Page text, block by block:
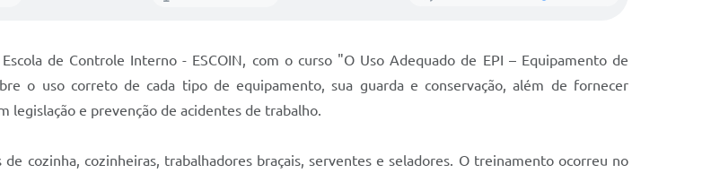
de Controle Interno - ESCOIN, com o curso "O Uso Adequado de EPI – Equipamento de
o uso correto de cada tipo de equipamento, sua guarda e conservação, além de fornecer
legislação e prevenção de acidentes de trabalho.
cozinha, cozinheiras, trabalhadores braçais, serventes e seladores. O treinamento ocorreu no